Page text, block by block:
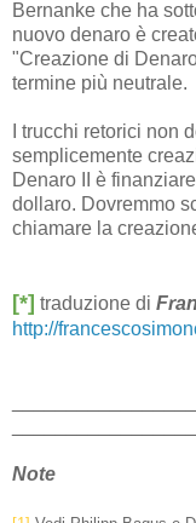
Bernanke che ha
nuovo denaro è
"Creazione di
termine più neutrale.
I trucchi retorici non
semplicemente
Denaro II è
dollaro. Dovremmo
chiamare la
[*] traduzione di
http://
Note